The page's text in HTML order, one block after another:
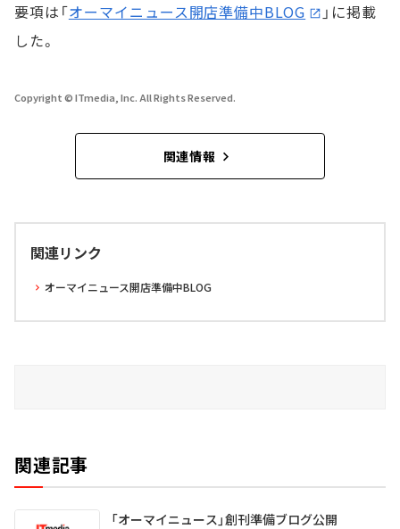
要項は「オーマイニュース開店準備中BLOG
」に掲載
した。
Copyright © ITmedia, Inc. All Rights Reserved.
関連情報
関連リンク
オーマイニュース開店準備中BLOG
関連記事
「オーマイニュース」創刊準備ブログ公開